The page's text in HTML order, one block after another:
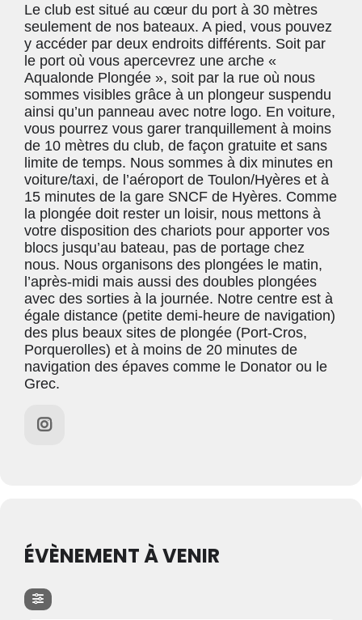
Le club est situé au cœur du port à 30 mètres
seulement de nos bateaux. A pied, vous pouvez
y accéder par deux endroits différents. Soit par
le port où vous apercevrez une arche «
Aqualonde Plongée », soit par la rue où nous
sommes visibles grâce à un plongeur suspendu
ainsi qu’un panneau avec notre logo. En voiture,
vous pourrez vous garer tranquillement à moins
de 10 mètres du club, de façon gratuite et sans
limite de temps. Nous sommes à dix minutes en
voiture/taxi, de l’aéroport de Toulon/Hyères et à
15 minutes de la gare SNCF de Hyères. Comme
la plongée doit rester un loisir, nous mettons à
votre disposition des chariots pour apporter vos
blocs jusqu’au bateau, pas de portage chez
nous. Nous organisons des plongées le matin,
l’après-midi mais aussi des doubles plongées
avec des sorties à la journée. Notre centre est à
égale distance (petite demi-heure de navigation)
des plus beaux sites de plongée (Port-Cros,
Porquerolles) et à moins de 20 minutes de
navigation des épaves comme le Donator ou le
Grec.
ÉVÈNEMENT À VENIR